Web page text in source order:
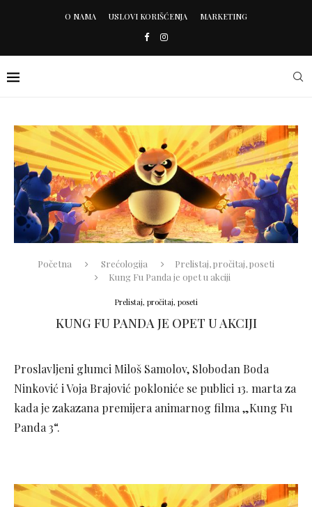
O NAMA USLOVI KORIŠĆENJA MARKETING
Početna Srećologija
Prelistaj, pročitaj, poseti
Kung Fu Panda je opet u akciji
Prelistaj, pročitaj, poseti
KUNG FU PANDA JE OPET U AKCIJI
Proslavljeni glumci Miloš Samolov, Slobodan Boda
Ninković i Voja Brajović pokloniće se publici 13. marta za
kada je zakazana premijera animarnog filma „Kung Fu
Panda 3“.